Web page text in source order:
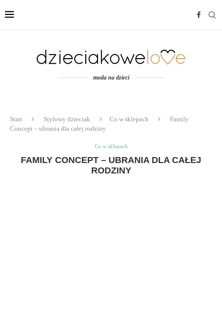
moda na dzieci
Start Stylowy dzieciak Co w sklepach
Family
Concept – ubrania dla całej rodziny
Co w sklepach
FAMILY CONCEPT – UBRANIA DLA CAŁEJ
RODZINY